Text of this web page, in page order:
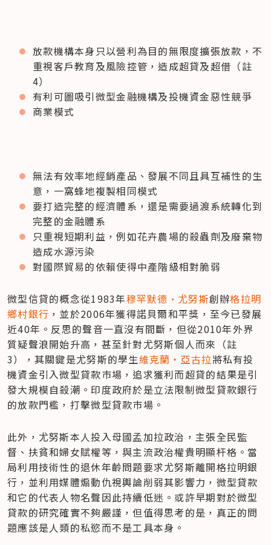
放款機構本身只以營利為目的無限度擴張放款，不
重視客戶教育及風險控管，造成超貸及超借（註
4）
有利可圖吸引微型金融機構及投機資金惡性競爭
商業模式
無法有效率地經銷產品、發展不同且具互補性的生
意，一窩蜂地複製相同模式
要打造完整的經濟體系，還是需要過渡系統轉化到
完整的金融體系
只重視短期利益，例如花卉農場的殺蟲劑及廢棄物
造成水源污染
對國際貿易的依賴使得中產階級相對脆弱
微型信貸的概念從1983年穆罕默德·尤努斯創辦格拉明
鄉村銀行 ，並於2006年獲得諾貝爾和平獎，至今已發展
近40年。反思的聲音一直沒有間斷，但從2010年外界
質疑聲浪開始升高，甚至針對尤努斯個人而來（註
3），其關鍵是尤努斯的學生維克蘭‧亞古拉將私有投
機資金引入微型貸款巿場，追求獲利而超貸的結果是引
發大規模自殺潮。印度政府於是立法限制微型貸款銀行
的放款門檻，打擊微型貸款巿場。
此外，尤努斯本人投入母國孟加拉政治，主張全民監
督、扶貧和婦女賦權等，與主流政治權貴明顯杆格。當
局利用技術性的退休年齡問題要求尤努斯離開格拉明銀
行，並利用媒體煽動仇視輿論削弱其影響力，微型貸款
和它的代表人物名聲因此持續低迷。或許早期對於微型
貸款的研究確實不夠嚴謹，但值得思考的是，真正的問
題應該是人類的私慾而不是工具本身。